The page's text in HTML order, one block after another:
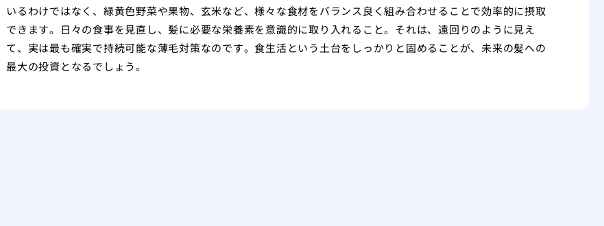
いるわけではなく、緑黄色野菜や果物、玄米など、様々な食材をバランス良く組み合わせることで効率的に摂取
できます。日々の食事を見直し、髪に必要な栄養素を意識的に取り入れること。それは、遠回りのように見え
て、実は最も確実で持続可能な薄毛対策なのです。食生活という土台をしっかりと固めることが、未来の髪への
最大の投資となるでしょう。